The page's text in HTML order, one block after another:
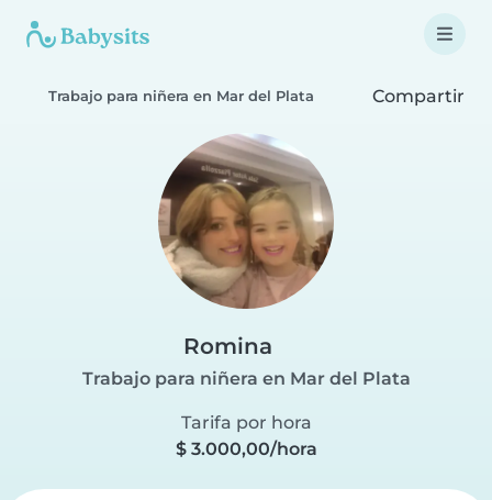
Trabajo para niñera en Mar del Plata Compartir
Romina
Trabajo para niñera en Mar del Plata
Tarifa por hora
$ 3.000,00/hora